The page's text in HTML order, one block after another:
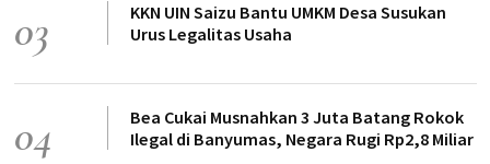
03
KKN UIN Saizu Bantu UMKM Desa Susukan
Urus Legalitas Usaha
04
Bea Cukai Musnahkan 3 Juta Batang Rokok
Ilegal di Banyumas, Negara Rugi Rp2,8 Miliar